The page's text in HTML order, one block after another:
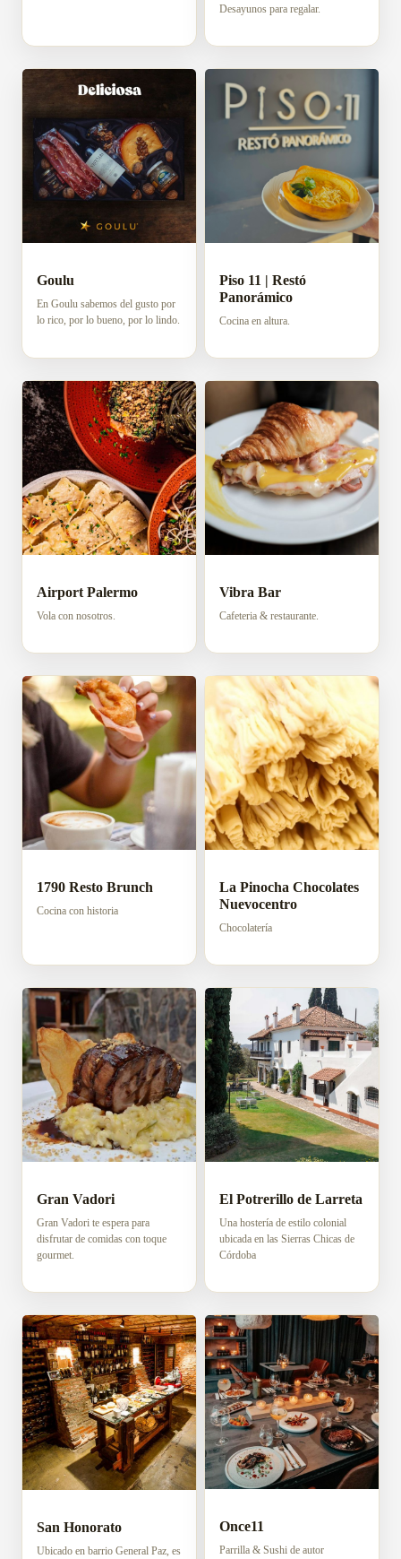
Desayunos para regalar.
Goulu
En Goulu sabemos del gusto por
lo rico, por lo bueno, por lo lindo.
Piso 11 | Restó
Panorámico
Cocina en altura.
Airport Palermo
Vola con nosotros.
Vibra Bar
Cafeteria & restaurante.
1790 Resto Brunch
Cocina con historia
La Pinocha Chocolates
Nuevocentro
Chocolatería
Gran Vadori
Gran Vadori te espera para
disfrutar de comidas con toque
gourmet.
El Potrerillo de Larreta
Una hostería de estilo colonial
ubicada en las Sierras Chicas de
Córdoba
San Honorato
Ubicado en barrio General Paz, es
Once11
Parrilla & Sushi de autor